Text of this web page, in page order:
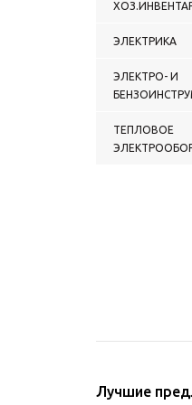
ЭЛЕКТРИКА
ЭЛЕКТРО- И
ТЕПЛОВОЕ
Лучшие